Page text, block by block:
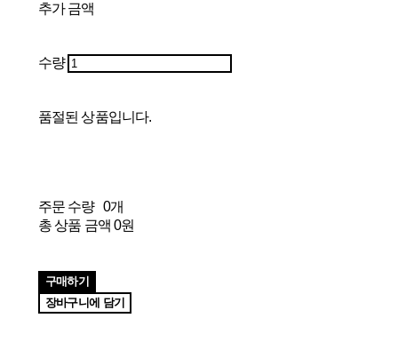
추가 금액
수량
품절된 상품입니다.
주문 수량 0개
총 상품 금액 0원
구매하기
장바구니에 담기